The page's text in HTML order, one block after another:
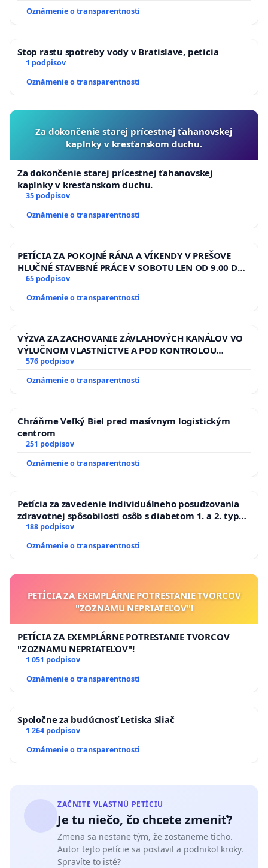
Oznámenie o transparentnosti
Stop rastu spotreby vody v Bratislave, peticia
1 podpisov
Oznámenie o transparentnosti
Za dokončenie starej prícestnej ťahanovskej
kaplnky v kresťanskom duchu.
Za dokončenie starej prícestnej ťahanovskej
kaplnky v kresťanskom duchu.
35 podpisov
Oznámenie o transparentnosti
PETÍCIA ZA POKOJNÉ RÁNA A VÍKENDY V PREŠOVE
HLUČNÉ STAVEBNÉ PRÁCE V SOBOTU LEN OD 9.00 DO
13.00 HOD., CEZ PRACOVNÝ TÝŽDEŇ CIEĽ 8.00 – 18.00
ĎUMBIERSKEJ/MAGU
65 podpisov
Oznámenie o transparentnosti
VÝZVA ZA ZACHOVANIE ZÁVLAHOVÝCH KANÁLOV VO
VÝLUČNOM VLASTNÍCTVE A POD KONTROLOU
SLOVENSKEJ REPUBLIKY & žiadosť na riešenie
kanálov na Slovensku
576 podpisov
Oznámenie o transparentnosti
Chráňme Veľký Biel pred masívnym logistickým
centrom
251 podpisov
Oznámenie o transparentnosti
Petícia za zavedenie individuálneho posudzovania
zdravotnej spôsobilosti osôb s diabetom 1. a 2. typu
pri prijímaní do Policajného zboru SR
188 podpisov
Oznámenie o transparentnosti
PETÍCIA ZA EXEMPLÁRNE POTRESTANIE TVORCOV
"ZOZNAMU NEPRIATEĽOV"!
PETÍCIA ZA EXEMPLÁRNE POTRESTANIE TVORCOV
"ZOZNAMU NEPRIATEĽOV"!
1 051 podpisov
Oznámenie o transparentnosti
Spoločne za budúcnosť Letiska Sliač
1 264 podpisov
Oznámenie o transparentnosti
ZAČNITE VLASTNÚ PETÍCIU
Je tu niečo, čo chcete zmeniť?
Zmena sa nestane tým, že zostaneme ticho.
Autor tejto petície sa postavil a podnikol kroky.
Spravíte to isté?